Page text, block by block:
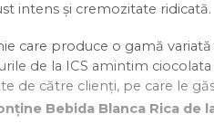
intens și cremozitate ridicată.
care produce o gamă
de la ICS amintim
de către clienți, pe care le
Bebida Blanca Rica de